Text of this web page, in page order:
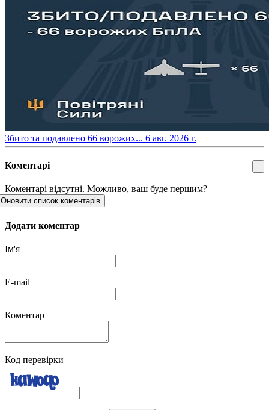
​Збито та подавлено 66 ворожих... 6 авг. 2026 г.
Коментарі
Коментарі відсутні. Можливо, ваш буде першим?
Оновити список коментарів
Додати коментар
Ім'я
E-mail
Коментар
Код перевірки